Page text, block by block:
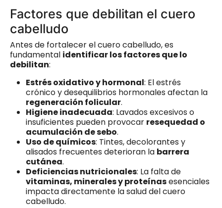
Factores que debilitan el cuero
cabelludo
Antes de fortalecer el cuero cabelludo, es
fundamental identificar los factores que lo
debilitan:
Estrés oxidativo y hormonal: El estrés
crónico y desequilibrios hormonales afectan la
regeneración folicular.
Higiene inadecuada: Lavados excesivos o
insuficientes pueden provocar resequedad o
acumulación de sebo.
Uso de químicos: Tintes, decolorantes y
alisados frecuentes deterioran la barrera
cutánea.
Deficiencias nutricionales: La falta de
vitaminas, minerales y proteínasesenciales
impacta directamente la salud del cuero
cabelludo.